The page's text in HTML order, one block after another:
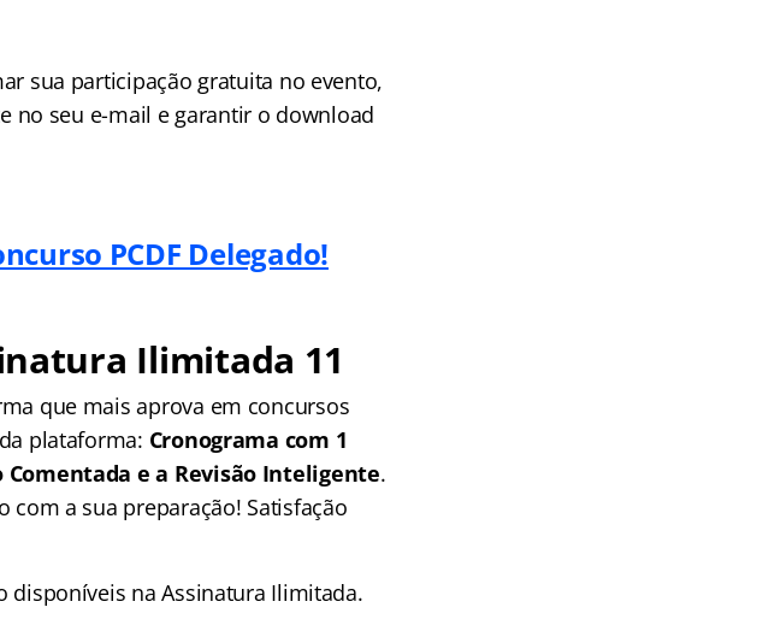
sua participação gratuita no evento,
no seu e-mail e garantir o download
PCDF Delegado!
Ilimitada 11
que mais aprova em concursos
plataforma: Cronograma com 1
Comentada e a Revisão Inteligente.
com a sua preparação! Satisfação
disponíveis na Assinatura Ilimitada.